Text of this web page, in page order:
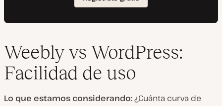
Weebly vs WordPress:
Facilidad de uso
Lo que estamos considerando:¿Cuánta curva de